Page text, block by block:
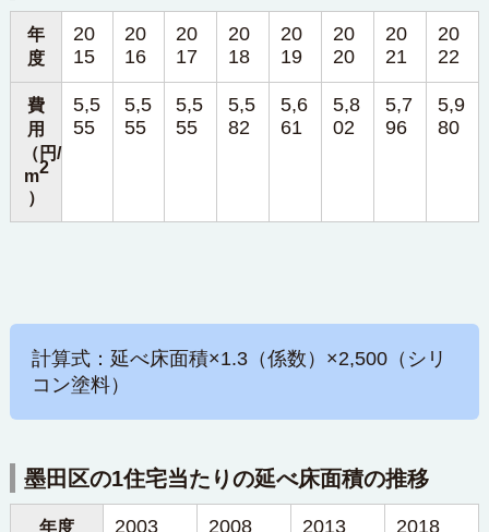
年
度
20
15
20
16
20
17
20
18
20
19
20
20
20
21
20
22
費
用
（円/
m2
）
5,5
55
5,5
55
5,5
55
5,5
82
5,6
61
5,8
02
5,7
96
5,9
80
計算式：延べ床面積×1.3（係数）×2,500（シリ
コン塗料）
墨田区の1住宅当たりの延べ床面積の推移
年度 2003 2008 2013 2018